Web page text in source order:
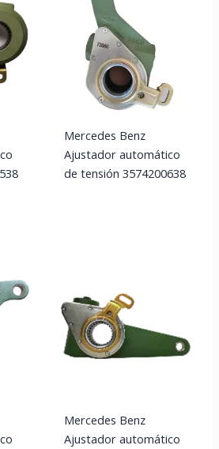
Mercedes Benz
Ajustador automático
de tensión 3574200638
Mercedes Benz
Ajustador automático